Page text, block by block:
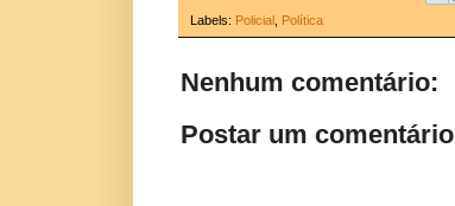
Labels: Policial Política
Nenhum comentário:
Postar um comentário